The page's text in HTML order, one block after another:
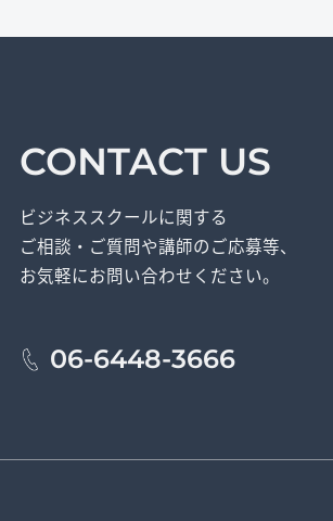
CONTACT US
ビジネススクールに関する
ご相談・ご質問や講師のご応募等、
お気軽にお問い合わせください。
06-6448-3666